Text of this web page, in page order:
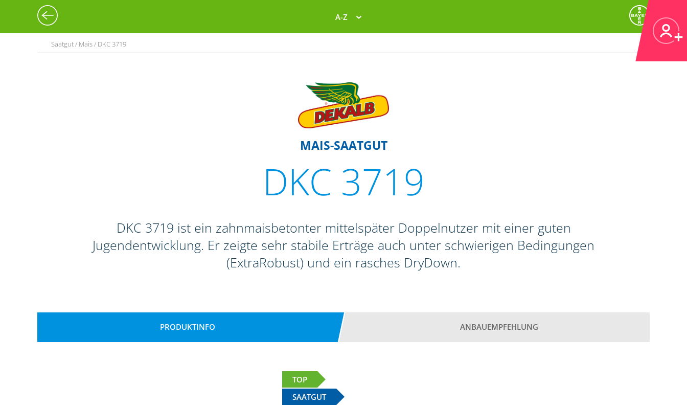
A-Z
Saatgut / Mais / DKC 3719
MAIS-SAATGUT
DKC 3719
DKC 3719 ist ein zahnmaisbetonter mittelspäter Doppelnutzer mit einer guten
Jugendentwicklung. Er zeigte sehr stabile Erträge auch unter schwierigen Bedingungen
(ExtraRobust) und ein rasches DryDown.
PRODUKTINFO ANBAUEMPFEHLUNG
TOP
SAATGUT